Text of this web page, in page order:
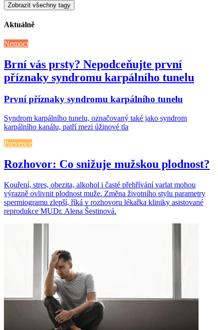
Zobrazit všechny tagy
Aktuálně
Nemoci
Brní vás prsty? Nepodceňujte první
příznaky syndromu karpálního tunelu
První příznaky syndromu karpálního tunelu
Syndrom karpálního tunelu, označovaný také jako syndrom
karpálního kanálu, patří mezi úžinové tla
Prevence
Rozhovor: Co snižuje mužskou plodnost?
Kouření, stres, obezita, alkohol i časté přehřívání varlat mohou
výrazně ovlivnit plodnost muže. Změna životního stylu parametry
spermiogramu zlepší, říká v rozhovoru lékařka kliniky asistované
reprodukce MUDr. Alena Šestinová.